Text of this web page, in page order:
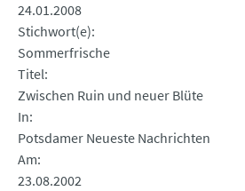
24.01.2008
Stichwort(e)
Sommerfrische
Titel
Zwischen Ruin und neuer Blüte
In
Potsdamer Neueste Nachrichten
Am
23.08.2002